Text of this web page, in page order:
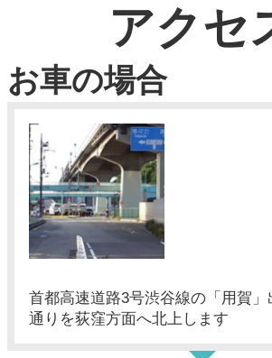
アクセ
お車の場合
首都高速道路3号渋谷線の「用賀」
通りを荻窪方面へ北上します